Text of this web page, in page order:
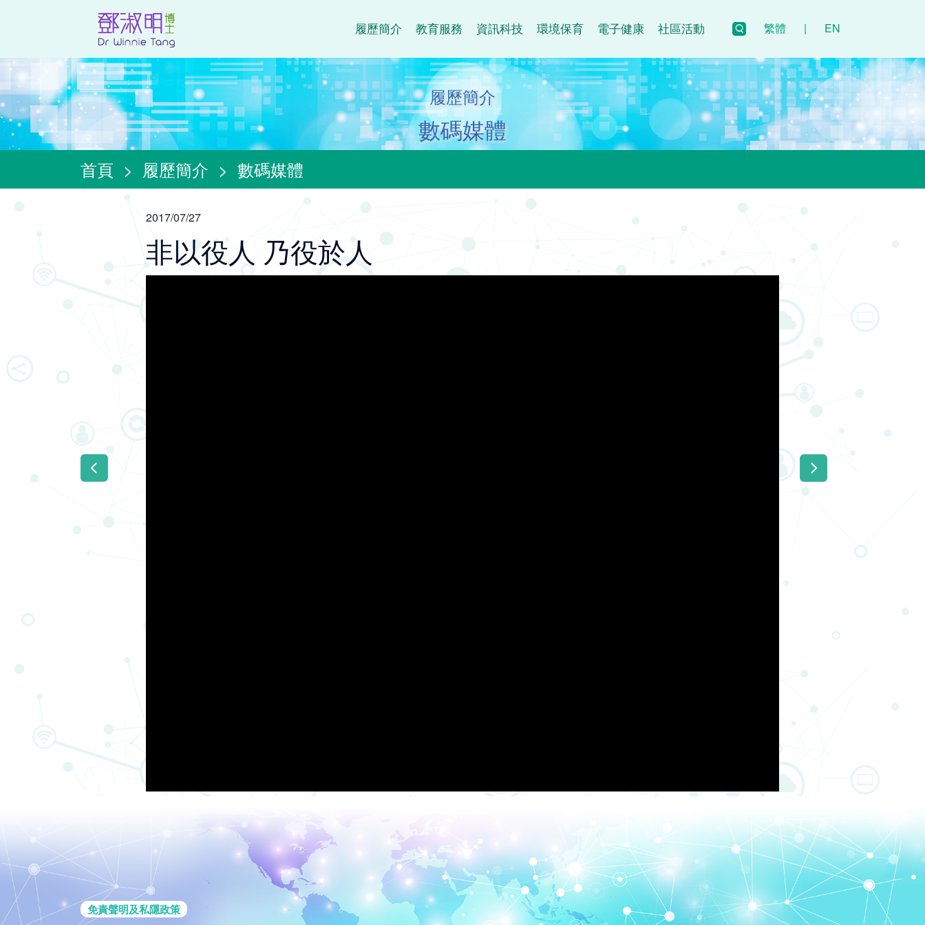
繁體 | EN
履歷簡介 教育服務 資訊科技 環境保育 電子健康 社區活動
履歷簡介
數碼媒體
首頁 > 履歷簡介 > 數碼媒體
2017/07/27
非以役人 乃役於人
免責聲明及私隱政策